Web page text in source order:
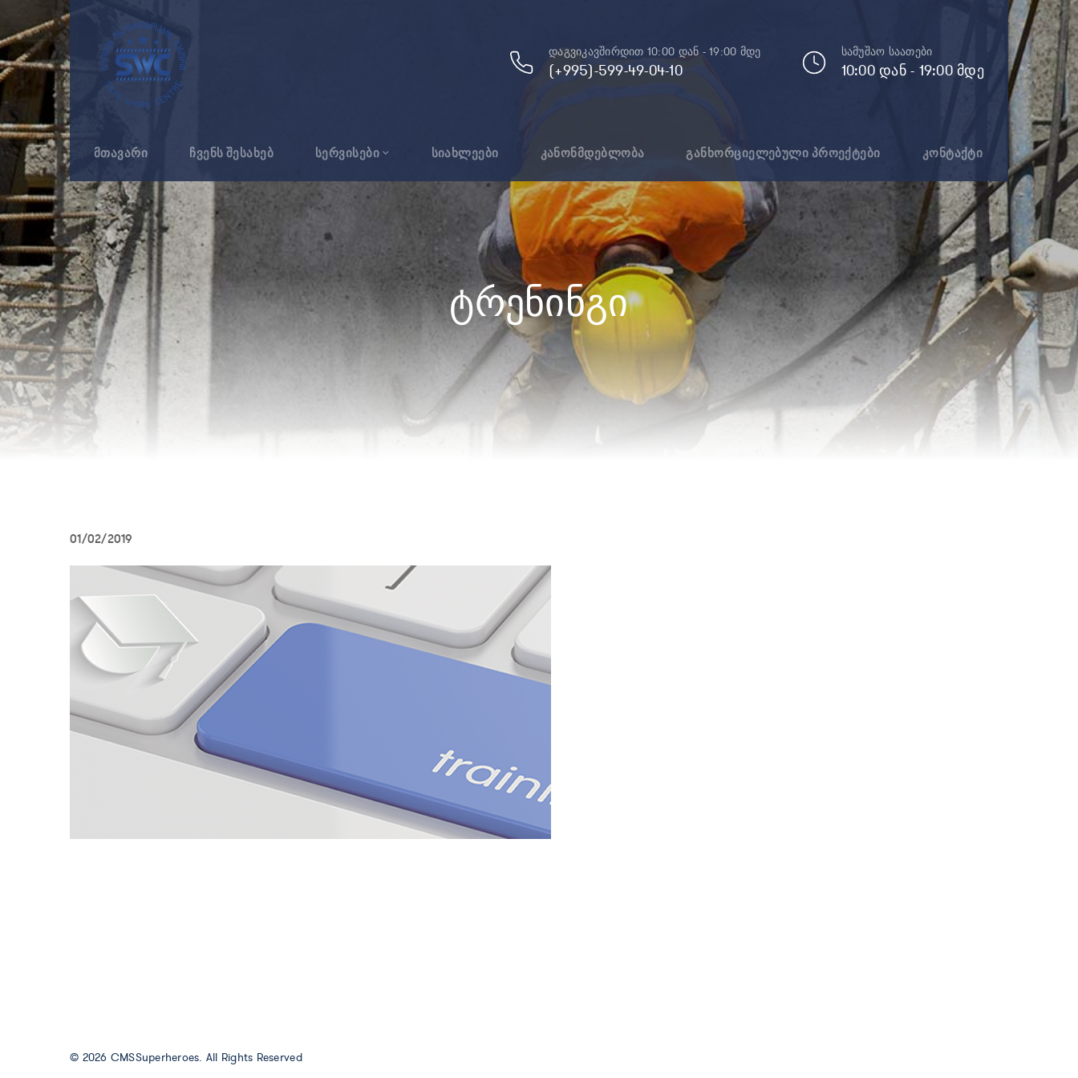
დაგვიკავშირდით 10:00 დან - 19:00 მდე
(+995)-599-49-04-10
სამუშაო საათები
10:00 დან - 19:00 მდე
მთავარი ჩვენს შესახებ სერვისები სიახლეები კანონმდებლობა განხორციელებული პროექტები კონტაქტი
Ტრენინგი
01/02/2019
© 2026 CMSSuperheroes. All Rights Reserved